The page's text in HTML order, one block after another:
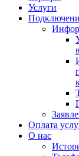
Услуги
Оплата
О нас